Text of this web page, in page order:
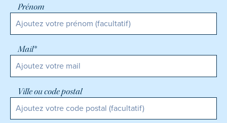
Prénom
Mail*
Ville ou code postal